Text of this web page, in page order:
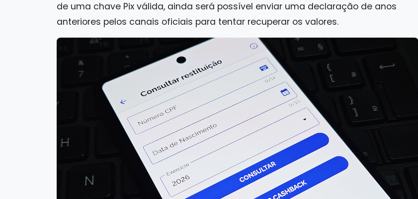
de uma chave Pix válida, ainda será possível enviar uma declaração de anos
anteriores pelos canais oficiais para tentar recuperar os valores.